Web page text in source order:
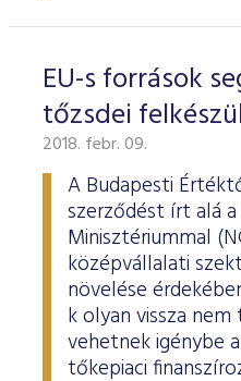
EU-s források
tőzsdei
2018. febr. 09.
A Budapesti
szerződést írt alá
Minisztériummal
középvállalati
növelése
k olyan vissza
vehetnek igénybe
tőkepiaci